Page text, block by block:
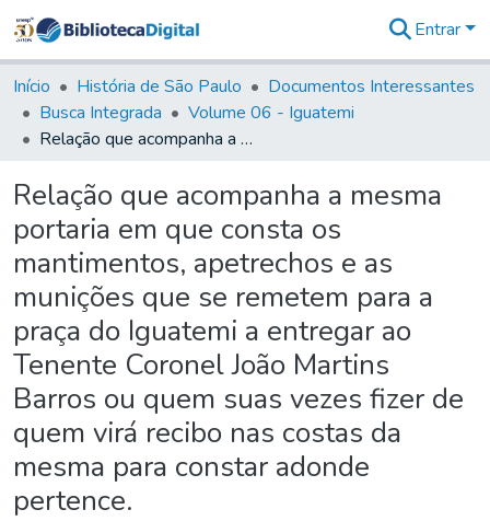
&
Coleções
Tudo na
Biblioteca
Estatísticas
Entrar
Início História de São Paulo
Documentos Interessantes
Busca Integrada
Volume 06 - Iguatemi
Relação que acompanha a mesma portaria em que consta os mantimentos, apetrechos e as munições que se remetem para a praça do Iguatemi a entregar ao Tenente Coronel João Martins Barros ou quem suas vezes fizer de quem virá recibo nas costas da mesma para constar adonde pertence.
Relação que acompanha a mesma
portaria em que consta os
mantimentos, apetrechos e as
munições que se remetem para a
praça do Iguatemi a entregar ao
Tenente Coronel João Martins
Barros ou quem suas vezes fizer de
quem virá recibo nas costas da
mesma para constar adonde
pertence.